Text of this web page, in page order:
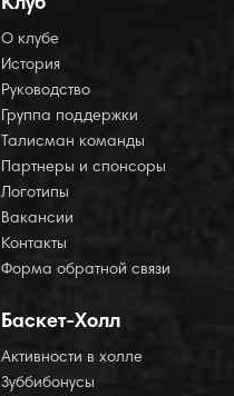
Клуб
О клубе
История
Руководство
Группа поддержки
Талисман команды
Партнеры и спонсоры
Логотипы
Вакансии
Контакты
Форма обратной связи
Баскет-Холл
Активности в холле
Зуббибонусы